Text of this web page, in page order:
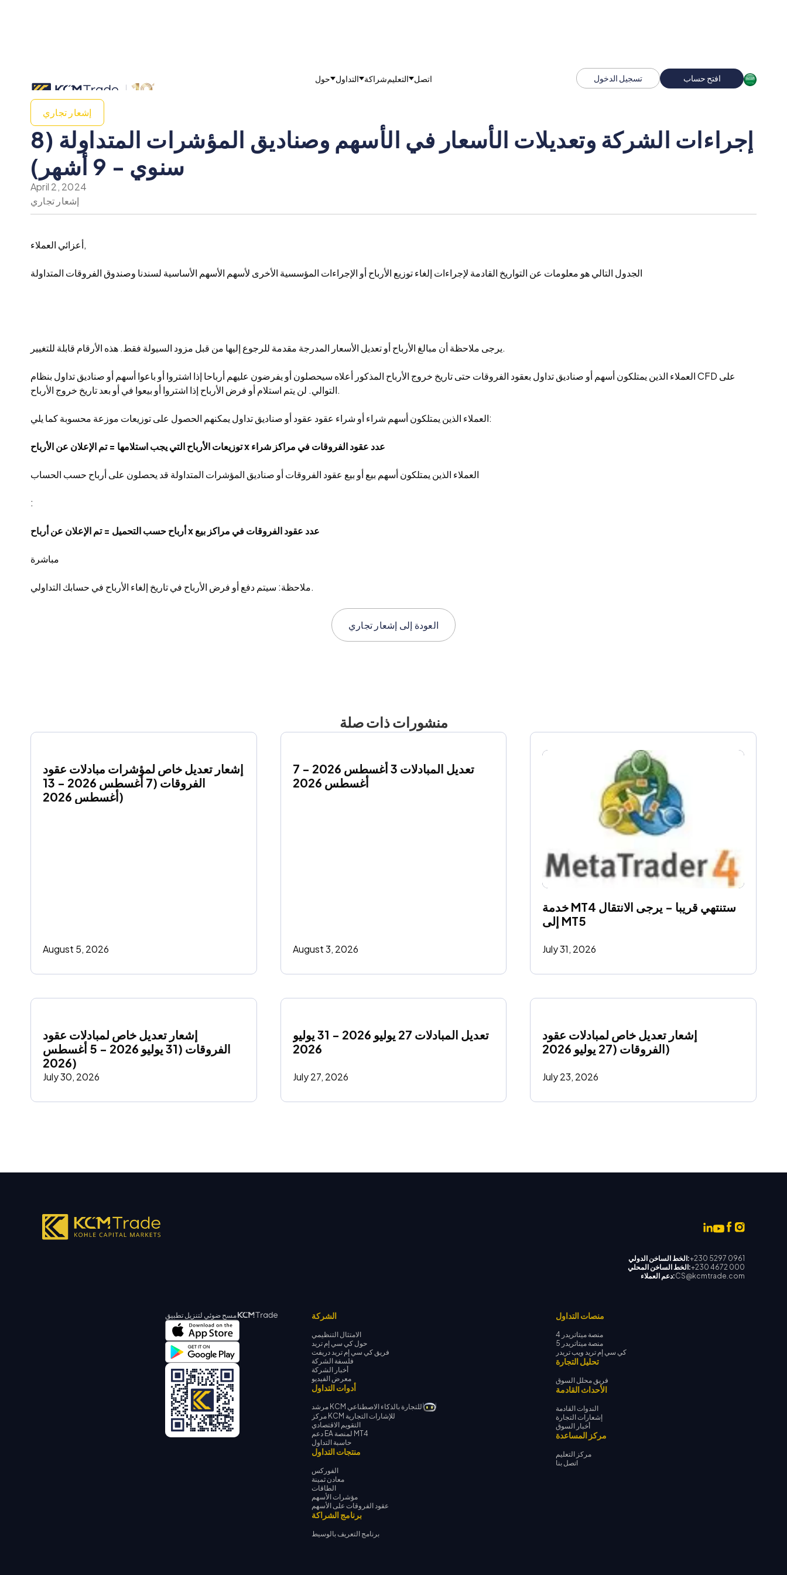
حول التداول شراكة التعليم اتصل تسجيل الدخول افتح حساب
إشعار تجاري
إجراءات الشركة وتعديلات الأسعار في الأسهم وصناديق المؤشرات المتداولة (8
سنوي - 9 أشهر)
April 2, 2024
إشعار تجاري
أعزائي العملاء,
الجدول التالي هو معلومات عن التواريخ القادمة لإجراءات إلغاء توزيع الأرباح أو الإجراءات المؤسسية الأخرى لأسهم الأسهم الأساسية لسندنا وصندوق الفروقات المتداولة
يرجى ملاحظة أن مبالغ الأرباح أو تعديل الأسعار المدرجة مقدمة للرجوع إليها من قبل مزود السيولة فقط. هذه الأرقام قابلة للتغيير.
العملاء الذين يمتلكون أسهم أو صناديق تداول بعقود الفروقات حتى تاريخ خروج الأرباح المذكور أعلاه سيحصلون أو يفرضون عليهم أرباحا إذا اشتروا أو باعوا أسهم أو صناديق تداول بنظام CFD على
التوالي. لن يتم استلام أو فرض الأرباح إذا اشتروا أو بيعوا في أو بعد تاريخ خروج الأرباح.
العملاء الذين يمتلكون أسهم شراء أو شراء عقود عقود أو صناديق تداول يمكنهم الحصول على توزيعات موزعة محسوبة كما يلي:
توزيعات الأرباح التي يجب استلامها = تم الإعلان عن الأرباح x عدد عقود الفروقات في مراكز شراء
العملاء الذين يمتلكون أسهم بيع أو بيع عقود الفروقات أو صناديق المؤشرات المتداولة قد يحصلون على أرباح حسب الحساب
:
أرباح حسب التحميل = تم الإعلان عن أرباح x عدد عقود الفروقات في مراكز بيع
مباشرة
ملاحظة: سيتم دفع أو فرض الأرباح في تاريخ إلغاء الأرباح في حسابك التداولي.
العودة إلى إشعار تجاري
منشورات ذات صلة
إشعار تعديل خاص لمؤشرات مبادلات عقود
الفروقات (7 أغسطس 2026 - 13
أغسطس 2026)
August 5, 2026
تعديل المبادلات 3 أغسطس 2026 - 7
أغسطس 2026
August 3, 2026
خدمة MT4 ستنتهي قريبا - يرجى الانتقال
إلى MT5
July 31, 2026
إشعار تعديل خاص لمبادلات عقود
الفروقات (31 يوليو 2026 - 5 أغسطس
2026)
July 30, 2026
تعديل المبادلات 27 يوليو 2026 - 31 يوليو
2026
July 27, 2026
إشعار تعديل خاص لمبادلات عقود
الفروقات (27 يوليو 2026)
July 23, 2026
الخط الساخن الدولي:+230 5297 0961
الخط الساخن المحلي:+230 4672 000
دعم العملاء:CS@kcmtrade.com
الشركة
الامتثال التنظيمي
حول كي سي إم تريد
فريق كي سي إم تريد دريفت
فلسفة الشركة
أخبار الشركة
معرض الفيديو
أدوات التداول
مرشد KCM للتجارة بالذكاء الاصطناعي
مركز KCM للإشارات التجارية
التقويم الاقتصادي
دعم EA لمنصة MT4
حاسبة التداول
منتجات التداول
الفوركس
معادن ثمينة
الطاقات
مؤشرات الأسهم
عقود الفروقات على الأسهم
برنامج الشراكة
برنامج التعريف بالوسيط
منصات التداول
منصة ميتاتريدر 4
منصة ميتاتريدر 5
كي سي إم تريد ويب تريدر
تحليل التجارة
فريق محلل السوق
الأحداث القادمة
الندوات القادمة
إشعارات التجارة
أخبار السوق
مركز المساعدة
مركز التعليم
اتصل بنا